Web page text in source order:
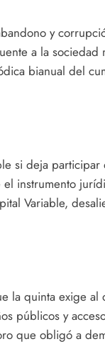
y
a la sociedad
bianual del
si deja
instrumento
Variable,
la quinta exige al
públicos y
que obligó a